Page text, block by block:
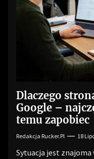
Dlaczego
Google –
temu zapobiec
Redakcja Rucker.pl 18
Sytuacja jest znajoma